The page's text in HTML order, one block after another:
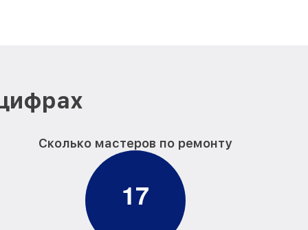
Сколько мастеров по ремонту
17